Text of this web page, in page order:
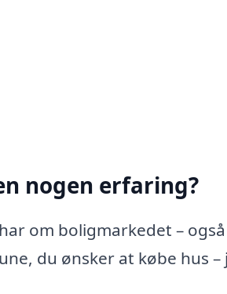
nogen erfaring?
om boligmarkedet –
du ønsker at købe hus